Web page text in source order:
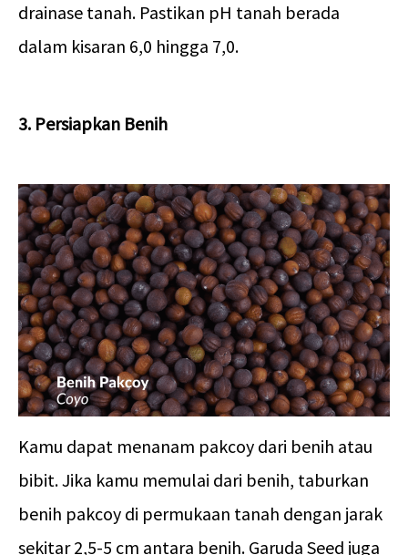
drainase tanah. Pastikan pH tanah berada
dalam kisaran 6,0 hingga 7,0.
3. Persiapkan Benih
Kamu dapat menanam pakcoy dari benih atau
bibit. Jika kamu memulai dari benih, taburkan
benih pakcoy di permukaan tanah dengan jarak
sekitar 2,5-5 cm antara benih. Garuda Seed juga